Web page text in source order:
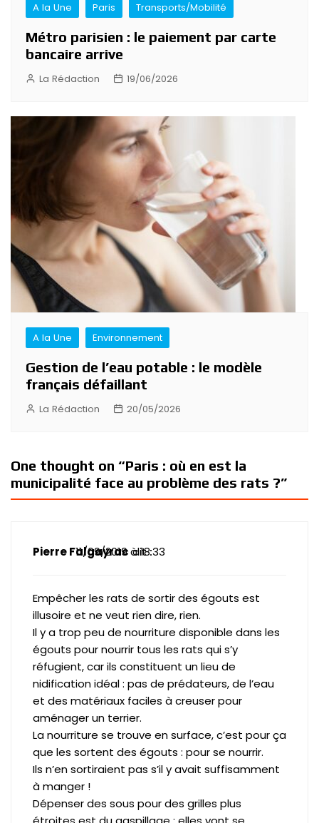
A la Une Paris Transports/Mobilité
Métro parisien : le paiement par carte
bancaire arrive
La Rédaction 19/06/2026
A la Une Environnement
Gestion de l’eau potable : le modèle
français défaillant
La Rédaction 20/05/2026
One thought on “Paris : où en est la
municipalité face au problème des rats ?”
Pierre Falgayrac dit :
11/09/2019 à 18:33
Empêcher les rats de sortir des égouts est
illusoire et ne veut rien dire, rien.
Il y a trop peu de nourriture disponible dans les
égouts pour nourrir tous les rats qui s’y
réfugient, car ils constituent un lieu de
nidification idéal : pas de prédateurs, de l’eau
et des matériaux faciles à creuser pour
aménager un terrier.
La nourriture se trouve en surface, c’est pour ça
que les sortent des égouts : pour se nourrir.
Ils n’en sortiraient pas s’il y avait suffisamment
à manger !
Dépenser des sous pour des grilles plus